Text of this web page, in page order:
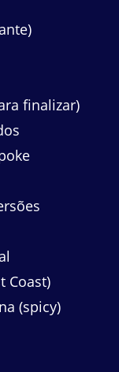
finalizar)
Coast)
(spicy)